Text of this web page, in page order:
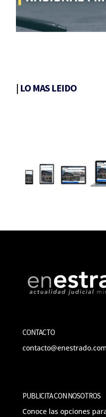
| LO MAS LEIDO
CONTACTO
contacto@enestrado.com
PUBLICITA CON NOSOTROS
Conoce las opciones